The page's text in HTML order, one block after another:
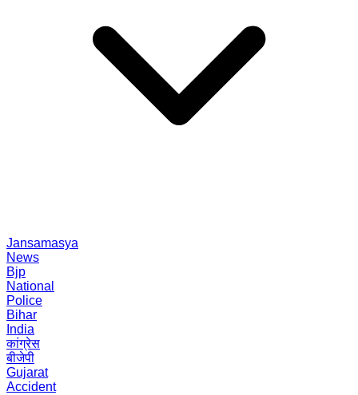
Jansamasya
News
Bjp
National
Police
Bihar
India
कांग्रेस
बीजेपी
Gujarat
Accident